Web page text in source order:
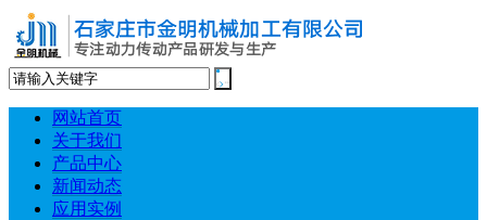
网站首页
关于我们
产品中心
新闻动态
应用实例